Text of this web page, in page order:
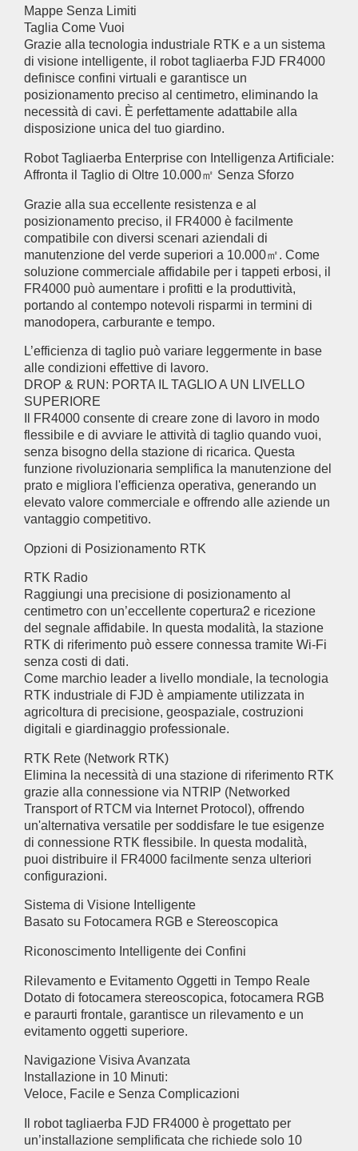
Mappe Senza Limiti
Taglia Come Vuoi
Grazie alla tecnologia industriale RTK e a un sistema
di visione intelligente, il robot tagliaerba FJD FR4000
definisce confini virtuali e garantisce un
posizionamento preciso al centimetro, eliminando la
necessità di cavi. È perfettamente adattabile alla
disposizione unica del tuo giardino.
Robot Tagliaerba Enterprise con Intelligenza Artificiale:
Affronta il Taglio di Oltre 10.000㎡ Senza Sforzo
Grazie alla sua eccellente resistenza e al
posizionamento preciso, il FR4000 è facilmente
compatibile con diversi scenari aziendali di
manutenzione del verde superiori a 10.000㎡. Come
soluzione commerciale affidabile per i tappeti erbosi, il
FR4000 può aumentare i profitti e la produttività,
portando al contempo notevoli risparmi in termini di
manodopera, carburante e tempo.
L’efficienza di taglio può variare leggermente in base
alle condizioni effettive di lavoro.
DROP & RUN: PORTA IL TAGLIO A UN LIVELLO
SUPERIORE
Il FR4000 consente di creare zone di lavoro in modo
flessibile e di avviare le attività di taglio quando vuoi,
senza bisogno della stazione di ricarica. Questa
funzione rivoluzionaria semplifica la manutenzione del
prato e migliora l'efficienza operativa, generando un
elevato valore commerciale e offrendo alle aziende un
vantaggio competitivo.
Opzioni di Posizionamento RTK
RTK Radio
Raggiungi una precisione di posizionamento al
centimetro con un’eccellente copertura2 e ricezione
del segnale affidabile. In questa modalità, la stazione
RTK di riferimento può essere connessa tramite Wi-Fi
senza costi di dati.
Come marchio leader a livello mondiale, la tecnologia
RTK industriale di FJD è ampiamente utilizzata in
agricoltura di precisione, geospaziale, costruzioni
digitali e giardinaggio professionale.
RTK Rete (Network RTK)
Elimina la necessità di una stazione di riferimento RTK
grazie alla connessione via NTRIP (Networked
Transport of RTCM via Internet Protocol), offrendo
un'alternativa versatile per soddisfare le tue esigenze
di connessione RTK flessibile. In questa modalità,
puoi distribuire il FR4000 facilmente senza ulteriori
configurazioni.
Sistema di Visione Intelligente
Basato su Fotocamera RGB e Stereoscopica
Riconoscimento Intelligente dei Confini
Rilevamento e Evitamento Oggetti in Tempo Reale
Dotato di fotocamera stereoscopica, fotocamera RGB
e paraurti frontale, garantisce un rilevamento e un
evitamento oggetti superiore.
Navigazione Visiva Avanzata
Installazione in 10 Minuti:
Veloce, Facile e Senza Complicazioni
Il robot tagliaerba FJD FR4000 è progettato per
un’installazione semplificata che richiede solo 10